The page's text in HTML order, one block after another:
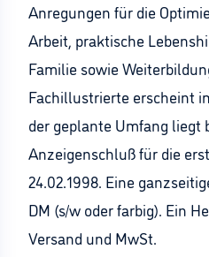
Anregungen für die
Arbeit, praktische
Familie sowie
Fachillustrierte erscheint
der geplante Umfang liegt
Anzeigenschluß für die
24.02.1998. Eine
DM (s/w oder farbig). Ein
Versand und MwSt.